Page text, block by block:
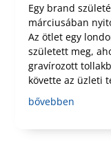
Egy brand
márciusában
Az ötlet egy
született meg,
gravírozott
követte az üzleti
bővebben